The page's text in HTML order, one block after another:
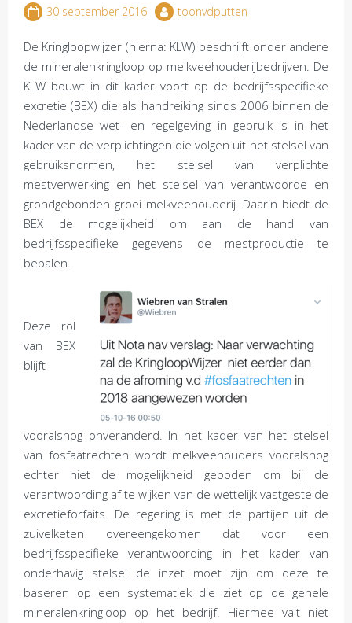
30 september 2016 toonvdputten
De Kringloopwijzer (hierna: KLW) beschrijft onder andere
de mineralenkringloop op melkveehouderijbedrijven. De
KLW bouwt in dit kader voort op de bedrijfsspecifieke
excretie (BEX) die als handreiking sinds 2006 binnen de
Nederlandse wet- en regelgeving in gebruik is in het
kader van de verplichtingen die volgen uit het stelsel van
gebruiksnormen, het stelsel van verplichte
mestverwerking en het stelsel van verantwoorde en
grondgebonden groei melkveehouderij. Daarin biedt de
BEX de mogelijkheid om aan de hand van
bedrijfsspecifieke gegevens de mestproductie te
bepalen.
Deze rol
van BEX
blijft
vooralsnog onveranderd. In het kader van het stelsel
van fosfaatrechten wordt melkveehouders vooralsnog
echter niet de mogelijkheid geboden om bij de
verantwoording af te wijken van de wettelijk vastgestelde
excretieforfaits. De regering is met de partijen uit de
zuivelketen overeengekomen dat voor een
bedrijfsspecifieke verantwoording in het kader van
onderhavig stelsel de inzet moet zijn om deze te
baseren op een systematiek die ziet op de gehele
mineralenkringloop op het bedrijf. Hiermee valt niet